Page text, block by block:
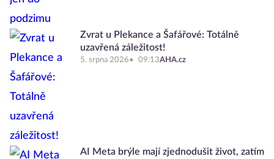
Zvrat u Plekance a Šafářové: Totálně
uzavřená záležitost!
5. srpna 2026 09:13AHA.cz
AI Meta brýle mají zjednodušit život, zatím